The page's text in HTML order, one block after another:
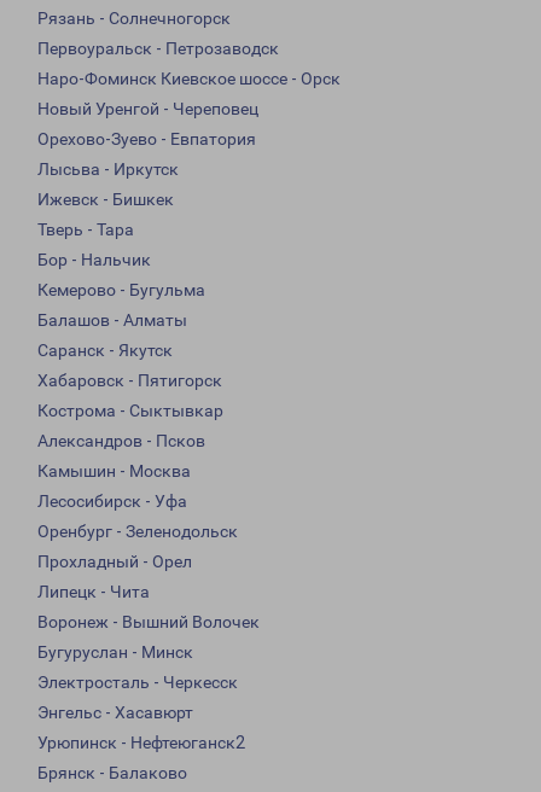
Рязань - Солнечногорск
Первоуральск - Петрозаводск
Наро-Фоминск Киевское шоссе - Орск
Новый Уренгой - Череповец
Орехово-Зуево - Евпатория
Лысьва - Иркутск
Ижевск - Бишкек
Тверь - Тара
Бор - Нальчик
Кемерово - Бугульма
Балашов - Алматы
Саранск - Якутск
Хабаровск - Пятигорск
Кострома - Сыктывкар
Александров - Псков
Камышин - Москва
Лесосибирск - Уфа
Оренбург - Зеленодольск
Прохладный - Орел
Липецк - Чита
Воронеж - Вышний Волочек
Бугуруслан - Минск
Электросталь - Черкесск
Энгельс - Хасавюрт
Урюпинск - Нефтеюганск2
Брянск - Балаково